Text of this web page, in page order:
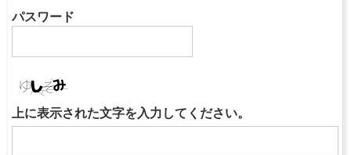
パスワード
上に表示された文字を入力してください。